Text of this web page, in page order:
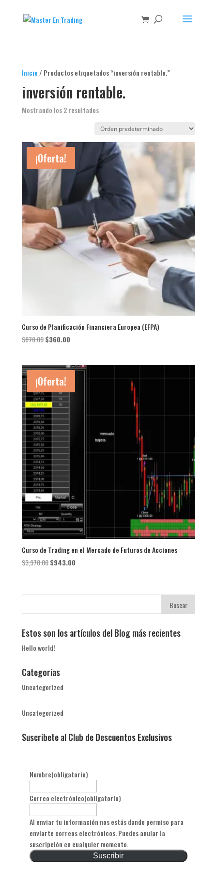
Inicio / Productos etiquetados “inversión rentable.”
inversión rentable.
Mostrando los 2 resultados
¡Oferta!
Curso de Planificación Financiera Europea (EFPA)
$870.00 El
era:
$870.00.
$360.00El
es:
¡Oferta!
Curso de Trading en el Mercado de Futuros de Acciones
$3,970.00 El
era:
$943.00El
es:
Estos son los artículos del Blog más recientes
Hello world!
Categorías
Uncategorized
Uncategorized
Suscribete al Club de Descuentos Exclusivos
Nombre(obligatorio)
Correo electrónico(obligatorio)
Al enviar tu información nos estás dando permiso para
enviarte correos electrónicos. Puedes anular la
suscripción en cualquier momento.
Suscribir